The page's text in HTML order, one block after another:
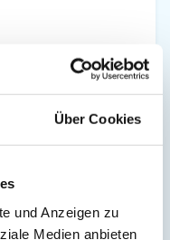
Über Cookies
und Anzeigen zu
Medien anbieten
(5 x 2,5m) reserviert.
weitere Parkplätze
Nespresso Kapsel
x 200) - eine
beinhaltet die
und einem